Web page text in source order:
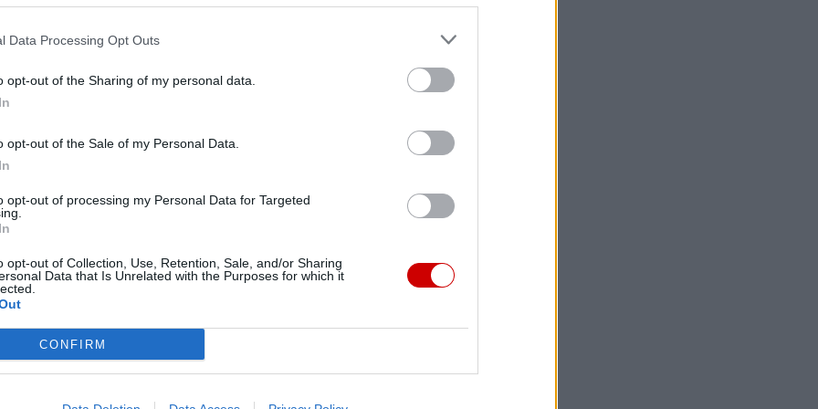
Data Processing Opt Outs
opt-out of the Sharing of my personal data.
opt-out of the Sale of my Personal Data.
opt-out of processing my Personal Data for Targeted
opt-out of Collection, Use, Retention, Sale, and/or Sharing
Data that Is Unrelated with the Purposes for which it
CONFIRM
Wita Stwosza w kościele Mariackim w
do końca 2021 r. Koszt prac szacuje się
głównej części ołtarza artysta przedstawił
a nad tą sceną jej Wniebowzięcie. Na
Hołd Trzech Króli, Zesłanie Ducha
do wydarzeń z życia Marii i Chrystusa.
przez hitlerowców. Odnaleziono go w
r.
tu dla Ciebie!